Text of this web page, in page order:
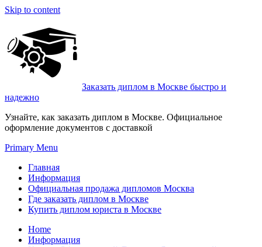
Skip to content
Заказать диплом в Москве быстро и
надежно
Узнайте, как заказать диплом в Москве. Официальное
оформление документов с доставкой
Primary Menu
Главная
Информация
Официальная продажа дипломов Москва
Где заказать диплом в Москве
Купить диплом юриста в Москве
Home
Информация